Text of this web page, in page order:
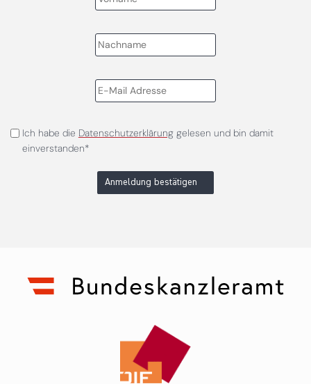
Ich habe die Datenschutzerklärunggelesen und bin damit
einverstanden*
Anmeldung bestätigen